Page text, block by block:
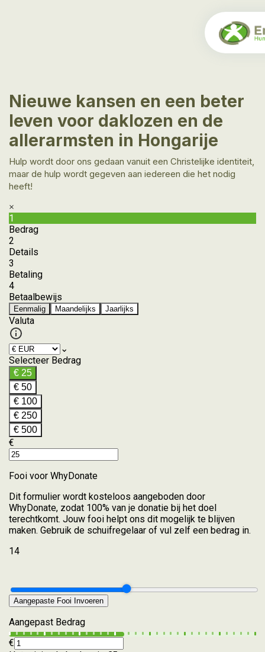
Nieuwe kansen en een beter
leven voor daklozen en de
allerarmsten in Hongarije
Hulp wordt door ons gedaan vanuit een Christelijke identiteit,
maar de hulp wordt gegeven aan iedereen die het nodig
heeft!